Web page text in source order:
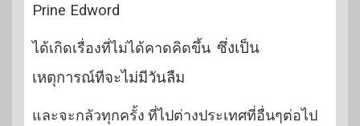
Prine Edword
ได้เกิดเรื่องที่ไม่ได้คาดคิดขึ้น ซึ่งเป็น
เหตุการณ์ทีจะไม่มีวันลืม
และจะกลัวทุกครั้ง ที่ไปต่างประเทศที่อื่นๆต่อไป